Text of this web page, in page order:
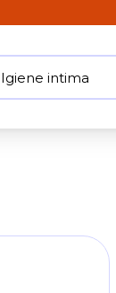
Igiene intima
to